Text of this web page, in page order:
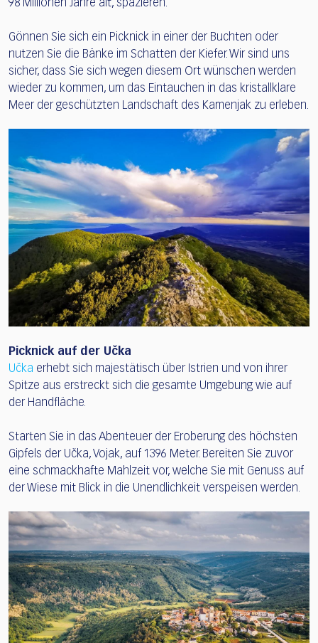
98 Millionen Jahre alt, spazieren.
Gönnen Sie sich ein Picknick in einer der Buchten oder
nutzen Sie die Bänke im Schatten der Kiefer. Wir sind uns
sicher, dass Sie sich wegen diesem Ort wünschen werden
wieder zu kommen, um das Eintauchen in das kristallklare
Meer der geschützten Landschaft des Kamenjak zu erleben.
Picknick auf der Učka
Učka erhebt sich majestätisch über Istrien und von ihrer
Spitze aus erstreckt sich die gesamte Umgebung wie auf
der Handfläche.
Starten Sie in das Abenteuer der Eroberung des höchsten
Gipfels der Učka, Vojak, auf 1396 Meter. Bereiten Sie zuvor
eine schmackhafte Mahlzeit vor, welche Sie mit Genuss auf
der Wiese mit Blick in die Unendlichkeit verspeisen werden.